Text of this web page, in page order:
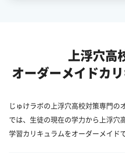
上浮穴高
オーダーメイドカ
じゅけラボの上浮穴高校対策専門の
では、生徒の現在の学力から上浮穴
学習カリキュラムをオーダーメイド